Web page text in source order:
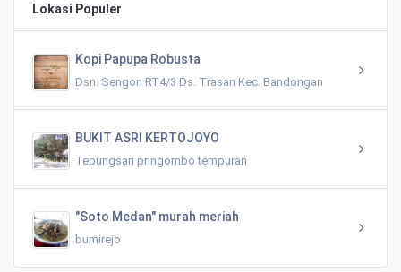
Lokasi Populer
Kopi Papupa Robusta
Dsn. Sengon RT4/3 Ds. Trasan Kec. Bandongan
BUKIT ASRI KERTOJOYO
Tepungsari pringombo tempuran
"Soto Medan" murah meriah
bumirejo